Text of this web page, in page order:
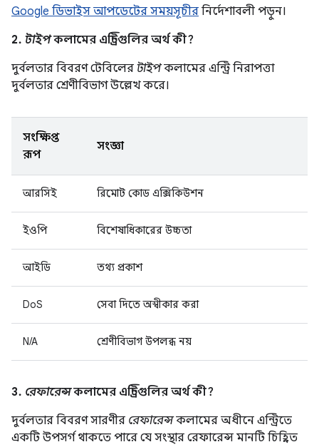
Google ডিভাইস আপডেটের সময়সূচীর নির্দেশাবলী পড়ুন।
2. টাইপকলামের এন্ট্রিগুলির অর্থ কী?
দুর্বলতার বিবরণ টেবিলের টাইপকলামের এন্ট্রি নিরাপত্তা
দুর্বলতার শ্রেণীবিভাগ উল্লেখ করে।
সংক্ষিপ্ত
রূপ
সংজ্ঞা
আরসিই রিমোট কোড এক্সিকিউশন
ইওপি বিশেষাধিকারের উচ্চতা
আইডি তথ্য প্রকাশ
DoS সেবা দিতে অস্বীকার করা
N/A শ্রেণীবিভাগ উপলব্ধ নয়
3. রেফারেন্সকলামের এন্ট্রিগুলির অর্থ কী?
দুর্বলতার বিবরণ সারণীর রেফারেন্সকলামের অধীনে এন্ট্রিতে
একটি উপসর্গ থাকতে পারে যে সংস্থার রেফারেন্স মানটি চিহ্নিত